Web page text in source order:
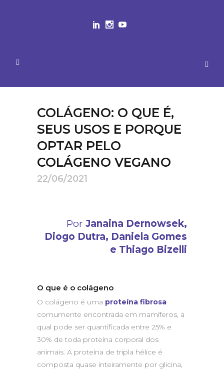
COLÁGENO: O QUE É,
SEUS USOS E PORQUE
OPTAR PELO
COLÁGENO VEGANO
22/06/2021
Por Janaina Dernowsek,
Diogo Dutra, Daniela Gomes
e Thiago Bizelli
O que é o colágeno
O colágeno é uma proteína fibrosa
comumente encontrada em mamíferos, a
qual pode ser quantificada entre 25% e
30% de toda proteína corporal dos
animais. A proteína de tripla hélice é
composta quase inteiramente por glicina,